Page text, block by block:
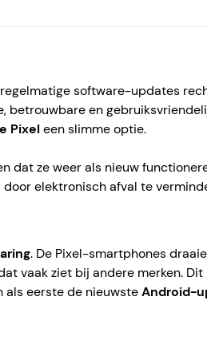
software-updates
betrouwbare en
Pixeleen slimme optie.
dat ze weer als nieuw
elektronisch afval te
. De Pixel-smartphones
vaak ziet bij andere merken.
als eerste de nieuwsteAndroid-